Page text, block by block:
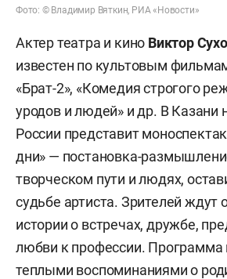
Фото: © Владимир Вяткин, РИА «Новости»
Актер театра и кино Виктор
известен по культовым
«Брат-2», «Комедия строгого
уродов и людей» и др. В Казани
России представит
дни» — постановка-
творческом пути и людях,
судьбе артиста. Зрителей ждут
истории о встречах, дружбе,
любви к профессии. Программа
теплыми воспоминаниями о